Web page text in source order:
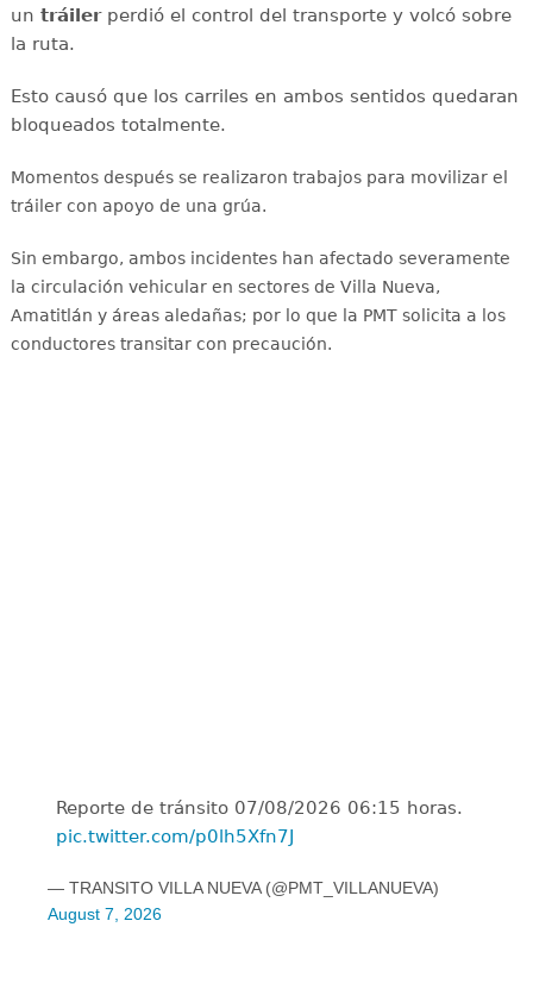
un tráilerperdió el control del transporte y volcó sobre
la ruta.
Esto causó que los carriles en ambos sentidos quedaran
bloqueados totalmente.
Momentos después se realizaron trabajos para movilizar el
tráiler con apoyo de una grúa.
Sin embargo, ambos incidentes han afectado severamente
la circulación vehicular en sectores de Villa Nueva,
Amatitlán y áreas aledañas; por lo que la PMT solicita a los
conductores transitar con precaución.
Reporte de tránsito 07/08/2026 06:15 horas.
pic.twitter.com/p0lh5Xfn7J
— TRANSITO VILLA NUEVA (@PMT_VILLANUEVA)
August 7, 2026